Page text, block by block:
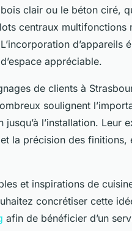
clair ou le béton ciré,
centraux
d’appareils
appréciable.
de clients à
soulignent
jusqu’à l’installation. Leur
la précision des finitions,
et inspirations de
concrétiser cette
afin de bénéficier d’un